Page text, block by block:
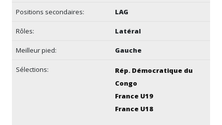
Positions secondaires: LAG
Rôles: Latéral
Meilleur pied: Gauche
Sélections:
Rép. Démocratique du
Congo
France U19
France U18